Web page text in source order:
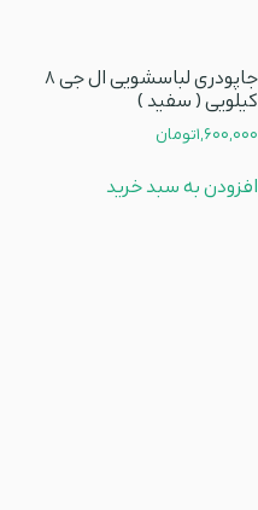
جاپودری لباسشویی ال جی 8
کیلویی ( سفید )
1,600,000تومان
افزودن به سبد خرید